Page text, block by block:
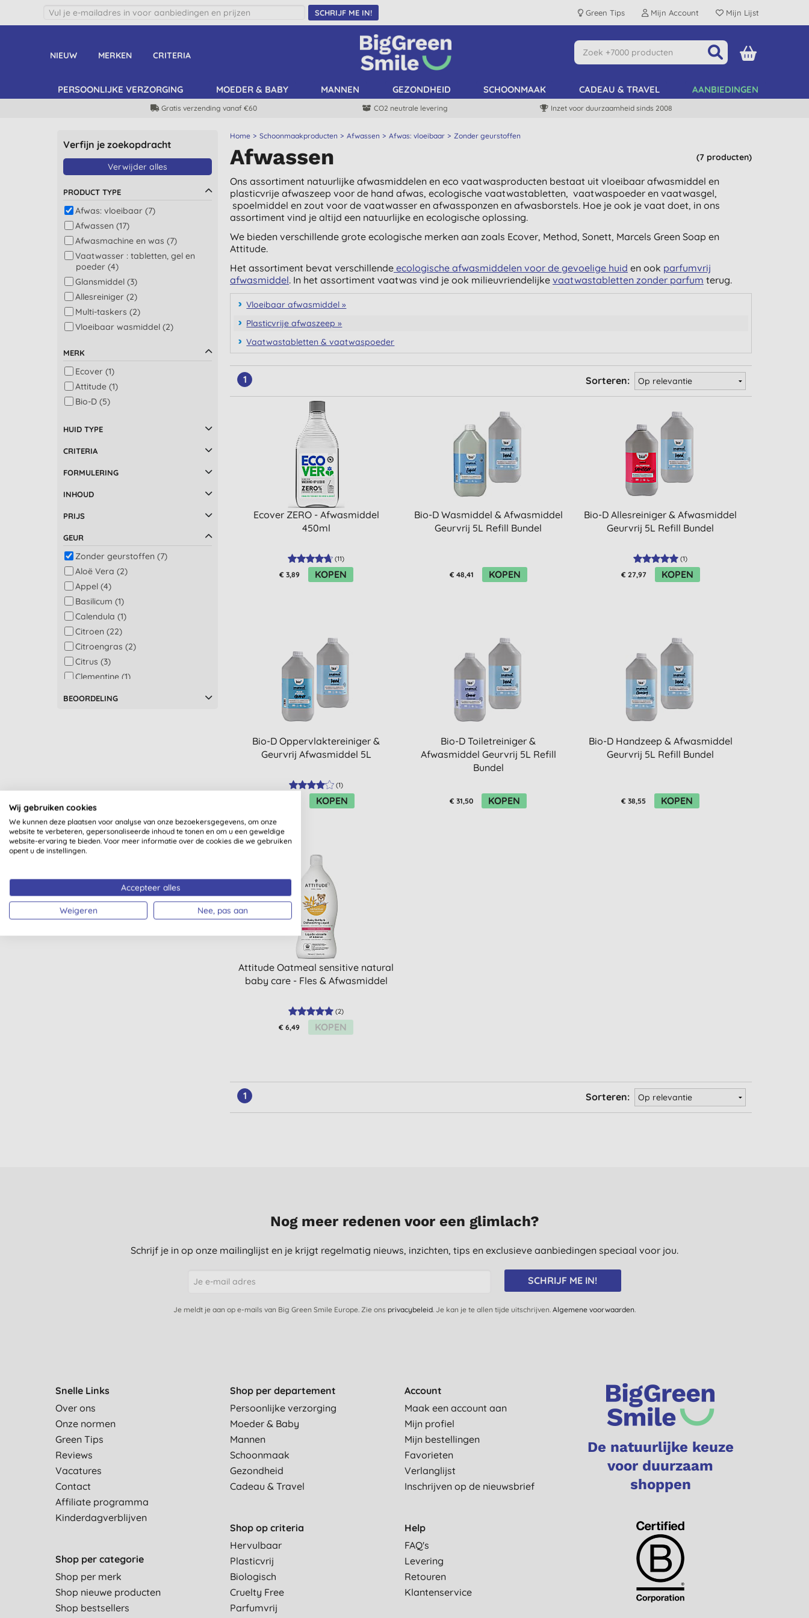
SCHRIJF ME IN! Green Tips Mijn Account Mijn Lijst
NIEUW MERKEN CRITERIA
PERSOONLIJKE VERZORGING MOEDER & BABY MANNEN GEZONDHEID SCHOONMAAK CADEAU & TRAVEL AANBIEDINGEN
Gratis verzending vanaf €60 CO2 neutrale levering Inzet voor duurzaamheid sinds 2008
Home Schoonmaakproducten Afwassen Afwas: vloeibaar Zonder geurstoffen
(7 producten)
Afwassen
Ons assortiment natuurlijke afwasmiddelen en eco vaatwasproducten bestaat uit vloeibaar afwasmiddel en
plasticvrije afwaszeep voor de hand afwas, ecologische vaatwastabletten, vaatwaspoeder en vaatwasgel,
spoelmiddel en zout voor de vaatwasser en afwassponzen en afwasborstels. Hoe je ook je vaat doet, in ons
assortiment vind je altijd een natuurlijke en ecologische oplossing.
We bieden verschillende grote ecologische merken aan zoals Ecover, Method, Sonett, Marcels Green Soap en
Attitude.
Het assortiment bevat verschillende ecologische afwasmiddelen voor de gevoelige huid en ook parfumvrij
afwasmiddel. In het assortiment vaatwas vind je ook milieuvriendelijke vaatwastabletten zonder parfum terug.
Vloeibaar afwasmiddel »
Plasticvrije afwaszeep »
Vaatwastabletten & vaatwaspoeder
1 Sorteren:
Ecover ZERO - Afwasmiddel
450ml
(11)
€ 3,89 KOPEN
Bio-D Wasmiddel & Afwasmiddel
Geurvrij 5L Refill Bundel
€ 48,41 KOPEN
Bio-D Allesreiniger & Afwasmiddel
Geurvrij 5L Refill Bundel
(1)
€ 27,97 KOPEN
Bio-D Oppervlaktereiniger &
Geurvrij Afwasmiddel 5L
(1)
KOPEN
Bio-D Toiletreiniger &
Afwasmiddel Geurvrij 5L Refill
Bundel
€ 31,50 KOPEN
Bio-D Handzeep & Afwasmiddel
Geurvrij 5L Refill Bundel
€ 38,55 KOPEN
Attitude Oatmeal sensitive natural
baby care - Fles & Afwasmiddel
(2)
€ 6,49 KOPEN
1 Sorteren:
Verfijn je zoekopdracht
Verwijder alles
PRODUCT TYPE
Afwas: vloeibaar (7)
Afwassen (17)
Afwasmachine en was (7)
Vaatwasser : tabletten, gel en
poeder (4)
Glansmiddel (3)
Allesreiniger (2)
Multi-taskers (2)
Vloeibaar wasmiddel (2)
Was – kleur (2)
Was – wit (2)
Badkamer (1)
Badkamer en toilet (1)
MERK
Ecover (1)
Attitude (1)
Bio-D (5)
HUID TYPE
CRITERIA
FORMULERING
INHOUD
PRIJS
GEUR
Zonder geurstoffen (7)
Aloë Vera (2)
Appel (4)
Basilicum (1)
Calendula (1)
Citroen (22)
Citroengras (2)
Citrus (3)
Clementine (1)
Patchouli (2)
Pepermunt (2)
Perzik (1)
Rhubarb (3)
Sinaasappel (3)
Vetiver (1)
Vijg (2)
BEOORDELING
Nog meer redenen voor een glimlach?
Schrijf je in op onze mailinglijst en je krijgt regelmatig nieuws, inzichten, tips en exclusieve aanbiedingen speciaal voor jou.
SCHRIJF ME IN!
Je meldt je aan op e-mails van Big Green Smile Europe. Zie ons privacybeleid. Je kan je te allen tijde uitschrijven. Algemene voorwaarden.
Snelle Links
Over ons
Onze normen
Green Tips
Reviews
Vacatures
Contact
Affiliate programma
Kinderdagverblijven
Shop per categorie
Shop per merk
Shop nieuwe producten
Shop bestsellers
Shop per departement
Persoonlijke verzorging
Moeder & Baby
Mannen
Schoonmaak
Gezondheid
Cadeau & Travel
Shop op criteria
Hervulbaar
Plasticvrij
Biologisch
Cruelty Free
Parfumvrij
Account
Maak een account aan
Mijn profiel
Mijn bestellingen
Favorieten
Verlanglijst
Inschrijven op de nieuwsbrief
Help
FAQ's
Levering
Retouren
Klantenservice
De natuurlijke keuze
voor duurzaam
shoppen
Wij gebruiken cookies
We kunnen deze plaatsen voor analyse van onze bezoekersgegevens, om onze
website te verbeteren, gepersonaliseerde inhoud te tonen en om u een geweldige
website-ervaring te bieden. Voor meer informatie over de cookies die we gebruiken
opent u de instellingen.
Accepteer alles
Weigeren Nee, pas aan